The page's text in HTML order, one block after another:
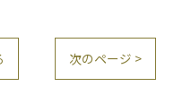
次のページ >